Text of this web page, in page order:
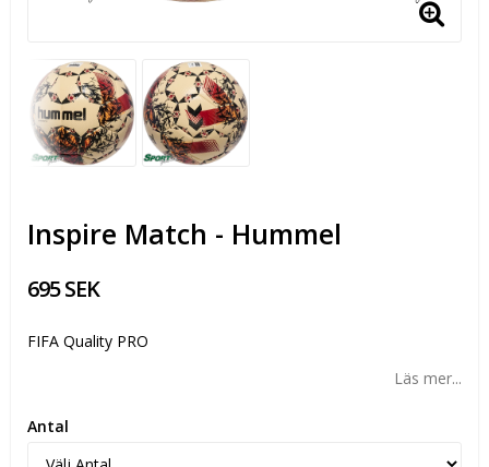
Inspire Match - Hummel
695 SEK
FIFA Quality PRO
Läs mer...
Antal